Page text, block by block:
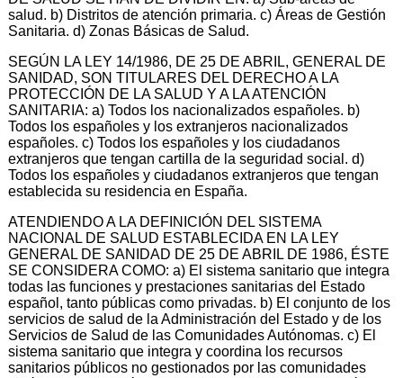
salud. b) Distritos de atención primaria. c) Áreas de Gestión
Sanitaria. d) Zonas Básicas de Salud.
SEGÚN LA LEY 14/1986, DE 25 DE ABRIL, GENERAL DE
SANIDAD, SON TITULARES DEL DERECHO A LA
PROTECCIÓN DE LA SALUD Y A LA ATENCIÓN
SANITARIA: a) Todos los nacionalizados españoles. b)
Todos los españoles y los extranjeros nacionalizados
españoles. c) Todos los españoles y los ciudadanos
extranjeros que tengan cartilla de la seguridad social. d)
Todos los españoles y ciudadanos extranjeros que tengan
establecida su residencia en España.
ATENDIENDO A LA DEFINICIÓN DEL SISTEMA
NACIONAL DE SALUD ESTABLECIDA EN LA LEY
GENERAL DE SANIDAD DE 25 DE ABRIL DE 1986, ÉSTE
SE CONSIDERA COMO: a) El sistema sanitario que integra
todas las funciones y prestaciones sanitarias del Estado
español, tanto públicas como privadas. b) El conjunto de los
servicios de salud de la Administración del Estado y de los
Servicios de Salud de las Comunidades Autónomas. c) El
sistema sanitario que integra y coordina los recursos
sanitarios públicos no gestionados por las comunidades